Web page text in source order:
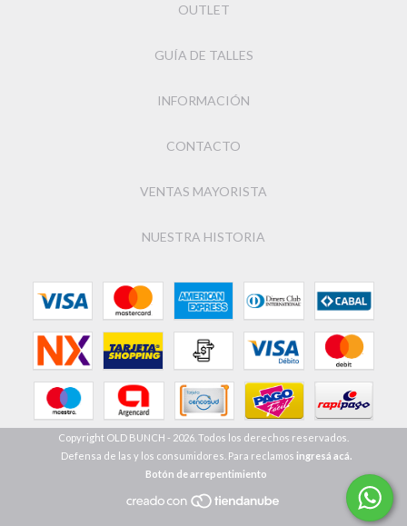
OUTLET
GUÍA DE TALLES
INFORMACIÓN
CONTACTO
VENTAS MAYORISTA
NUESTRA HISTORIA
Copyright OLD BUNCH - 2026. Todos los derechos reservados.
Defensa de las y los consumidores. Para reclamos ingresá acá.
Botón de arrepentimiento